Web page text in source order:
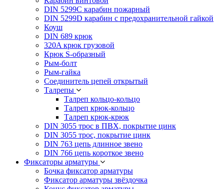
DIN 5299C карабин пожарный
DIN 5299D карабин с предохранительной гайкой
Коуш
DIN 689 крюк
320A крюк грузовой
Крюк S-образный
Рым-болт
Рым-гайка
Соединитель цепей открытый
Талрепы
Талреп кольцо-кольцо
Талреп крюк-кольцо
Талреп крюк-крюк
DIN 3055 трос в ПВХ, покрытие цинк
DIN 3055 трос, покрытие цинк
DIN 763 цепь длинное звено
DIN 766 цепь короткое звено
Фиксаторы арматуры
Бочка фиксатор арматуры
Фиксатор арматуры звёздочка